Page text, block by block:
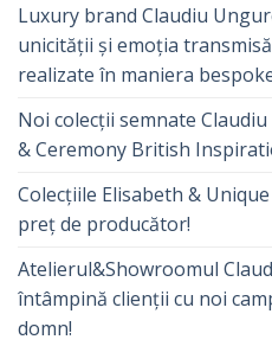
Luxury brand Claudiu
unicității și emoția
realizate în maniera
Noi colecții semnate
& Ceremony British
Colecțiile Elisabeth &
preț de producător!
Atelierul&Showroomul
întâmpină clienții cu noi
domn!